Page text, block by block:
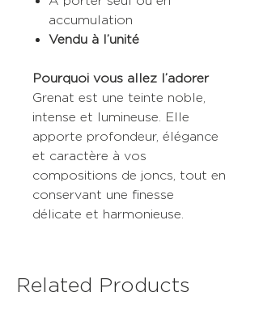
accumulation
Vendu à l’unité
Pourquoi vous allez l’adorer
Grenat est une teinte noble,
intense et lumineuse. Elle
apporte profondeur, élégance
et caractère à vos
compositions de joncs, tout en
conservant une finesse
délicate et harmonieuse.
Related Products